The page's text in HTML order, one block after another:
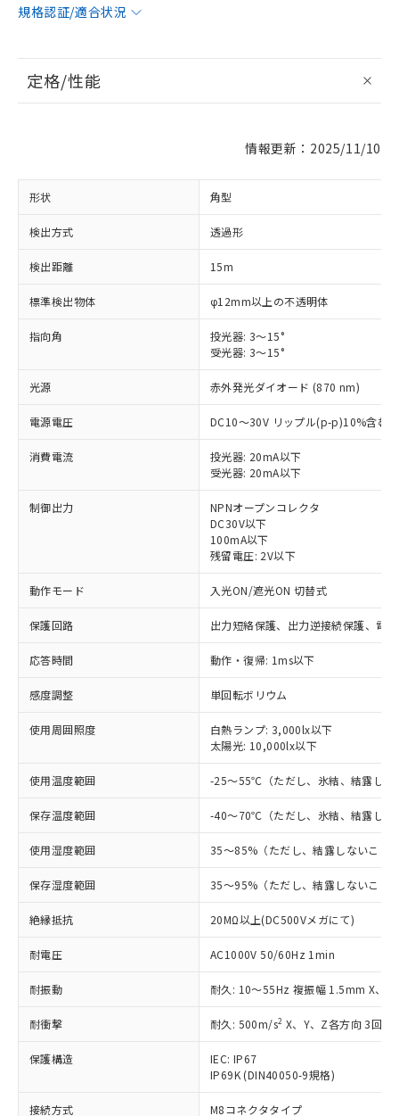
規格認証/適合状況
定格/性能
情報更新：2025/11/10
形状 角型
検出方式 透過形
検出距離 15m
標準検出物体 φ12mm以上の不透明体
指向角
投光器: 3～15°
受光器: 3～15°
光源 赤外発光ダイオード (870 nm)
電源電圧 DC10～30V リップル(p-p)10%含む
消費電流
投光器: 20mA以下
受光器: 20mA以下
制御出力
NPNオープンコレクタ
DC30V以下
100mA以下
残留電圧: 2V以下
動作モード 入光ON/遮光ON 切替式
保護回路 出力短絡保護、出力逆接続保護、電
応答時間 動作・復帰: 1ms以下
感度調整 単回転ボリウム
使用周囲照度
白熱ランプ: 3,000lx以下
太陽光: 10,000lx以下
使用温度範囲 -25～55℃（ただし、氷結、結露しな
保存温度範囲 -40～70℃（ただし、氷結、結露しな
使用湿度範囲 35～85%（ただし、結露しないこと
保存湿度範囲 35～95%（ただし、結露しないこと
絶縁抵抗 20MΩ以上(DC500Vメガにて)
耐電圧 AC1000V 50/60Hz 1min
耐振動 耐久: 10～55Hz 複振幅 1.5mm X、Y
耐衝撃 耐久: 500m/s2 X、Y、Z各方向 3回
保護構造
IEC: IP67
IP69K (DIN40050-9規格)
接続方式 M8コネクタタイプ
ご利用条件
以下の条件をお読みいただき、同意のうえ
ご利用ください。
本サービスは、当社制御機器事業取扱
商品の当社在庫状況および標準価格
(税抜)を提供させていただくもので
当社制御機器事業取扱商品の中には、
本サービスの対象外となる商品もある
ことをご了承ください。
在庫状況および標準価格照会結果は、
記載している更新日時点での社内デー
タに基づき作成されるものであり、閲
覧された時点での実際の在庫および標
※1 対応状況
対応済み：EU RoHS指令（10物質）の
非含有に対応した製品が提供可能な商品で
す。
対応予定：EU RoHS指令（10物質）の非含
有に対応した製品に切り替える予定のある
対応予定なし：EU RoHS指令（10物質）の
定はありません。
調査・確認中：EU RoHS指令（10物質）の
非含有の対応状況を調査中または確認中の
非該当品：ライセンス料など無形物で、有
害物質有無と関係のない商品です。
仕入先様の事情により、非含有部品として
いたものが、含有品と判明した場合などや
むを得ず変更することがあります。
鉛(Pb) 1000ppm以下、 水銀(Hg) 1000ppm以下、 カド
ミウム(Cd) 100ppm以下、
※1 中国RoHS○×表
「○」：最大均質材料含有率が中国RoHSの
基準値以下であることを示します。
「×」：最大均質材料含有率が中国RoHSの
基準値を超えていることを示します。
「－」：未確認です。当社販売部門へお問
い合わせください。
*中国RoHS10物質の基準値 (GB/T26572)：
Pb(鉛) :1000ppm、 Hg(水銀) : 1000ppm、 Cd(カドミウ
当社は、これら貴社製品のうち、外国
為替および外国貿易法に定める商品
（以下｢規制貨物等」という）を輸出
または国外への提供する場合は、日本
国政府の輸出許可(または役務取引許